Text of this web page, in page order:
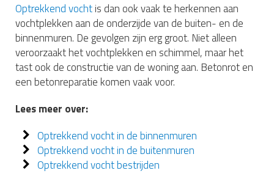
Optrekkend vochtis dan ook vaak te herkennen aan
vochtplekken aan de onderzijde van de buiten- en de
binnenmuren. De gevolgen zijn erg groot. Niet alleen
veroorzaakt het vochtplekken en schimmel, maar het
tast ook de constructie van de woning aan. Betonrot en
een betonreparatie komen vaak voor.
Lees meer over:
Optrekkend vocht in de binnenmuren
Optrekkend vocht in de buitenmuren
Optrekkend vocht bestrijden